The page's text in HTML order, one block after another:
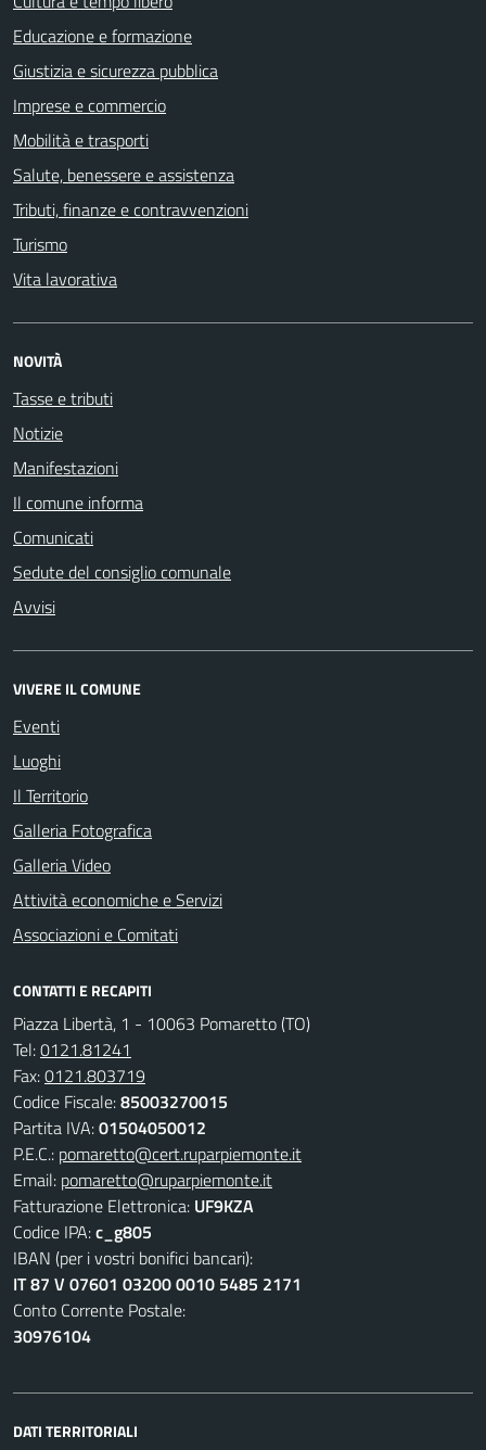
Educazione e formazione
Giustizia e sicurezza pubblica
Imprese e commercio
Mobilità e trasporti
Salute, benessere e assistenza
Tributi, finanze e contravvenzioni
Turismo
Vita lavorativa
NOVITÀ
Tasse e tributi
Notizie
Manifestazioni
Il comune informa
Comunicati
Sedute del consiglio comunale
Avvisi
VIVERE IL COMUNE
Eventi
Luoghi
Il Territorio
Galleria Fotografica
Galleria Video
Attività economiche e Servizi
Associazioni e Comitati
CONTATTI E RECAPITI
Piazza Libertà, 1 - 10063 Pomaretto (TO)
Tel:0121.81241
Fax:0121.803719
Codice Fiscale:85003270015
Partita IVA:01504050012
P.E.C.: pomaretto@cert.ruparpiemonte.it
Email: pomaretto@ruparpiemonte.it
Fatturazione Elettronica: UF9KZA
Codice IPA:c_g805
IBAN (per i vostri bonifici bancari):
IT 87 V 07601 03200 0010 5485 2171
Conto Corrente Postale:
30976104
DATI TERRITORIALI